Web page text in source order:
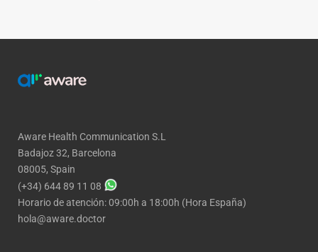
Aware Health Communication S.L
Badajoz 32, Barcelona
08005, Spain
(+34) 644 89 11 08
Horario de atención: 09:00h a 18:00h (Hora España)
hola@aware.doctor